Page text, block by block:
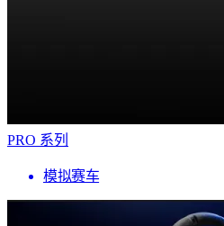
PRO 系列
模拟赛车